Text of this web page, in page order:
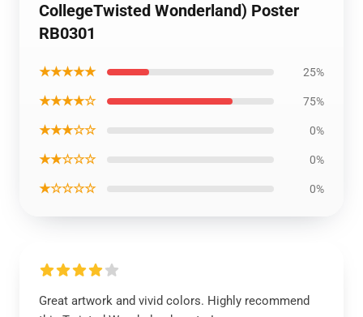
CollegeTwisted Wonderland) Poster
RB0301
★★★★★ 25%
★★★★☆ 75%
★★★☆☆ 0%
★★☆☆☆ 0%
★☆☆☆☆ 0%
Great artwork and vivid colors. Highly recommend